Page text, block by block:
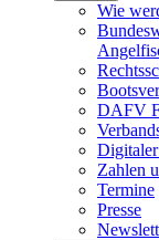
Wie
DAFV
Digitaler
Zahlen
Termine
Presse